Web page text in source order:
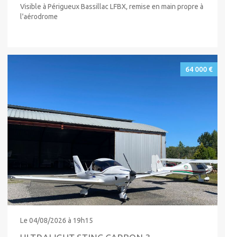
Visible à Périgueux Bassillac LFBX, remise en main propre à
l'aérodrome
64 000 €
Le 04/08/2026 à 19h15